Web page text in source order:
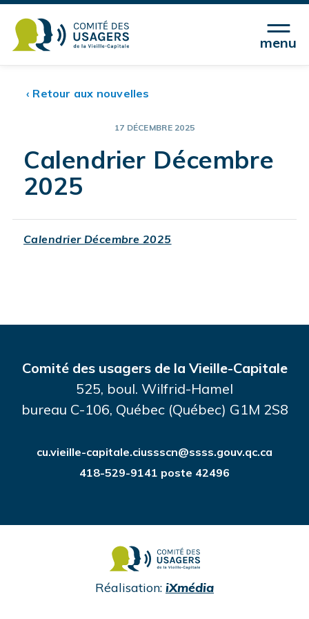
menu
‹ Retour aux nouvelles
17 DÉCEMBRE 2025
Calendrier Décembre
2025
Calendrier Décembre 2025
Comité des usagers de la Vieille-Capitale
525, boul. Wilfrid-Hamel
bureau C-106, Québec (Québec) G1M 2S8
cu.vieille-capitale.ciussscn@ssss.gouv.qc.ca
418-529-9141 poste 42496
Réalisation: iXmédiaundefined